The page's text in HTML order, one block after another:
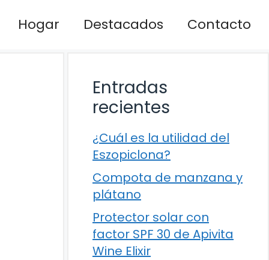
Hogar Destacados Contacto
Entradas
recientes
¿Cuál es la utilidad del
Eszopiclona?
Compota de manzana y
plátano
Protector solar con
factor SPF 30 de Apivita
Wine Elixir